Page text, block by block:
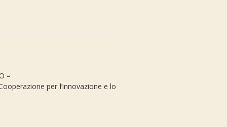
–
per l’innovazione e lo